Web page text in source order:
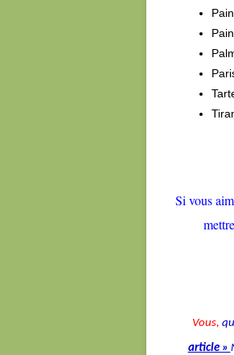
Si vous
Vous,
article »